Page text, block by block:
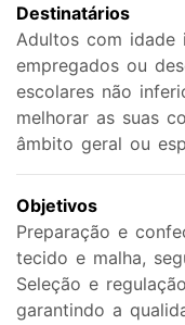
Destinatários
Adultos com idade
empregados ou
escolares não
melhorar as suas
âmbito geral ou
Objetivos
Preparação e
tecido e malha,
Seleção e
garantindo a